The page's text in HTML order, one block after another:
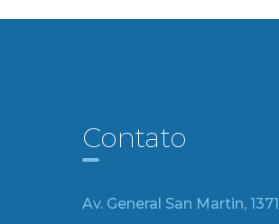
Contato
Av. General San Martin, 1371